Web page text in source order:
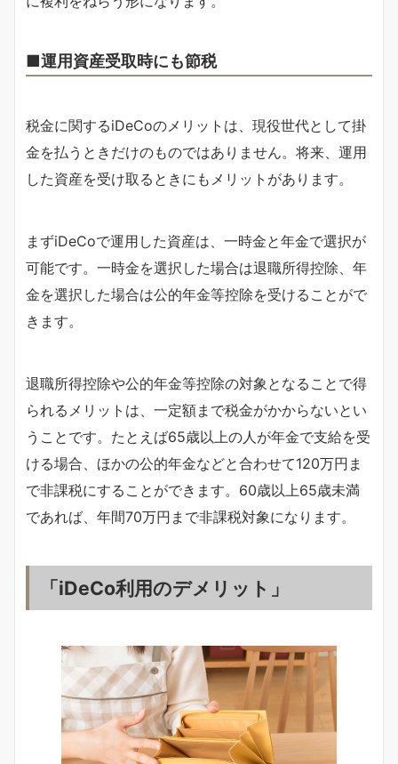
■運用資産受取時にも節税
税金に関するiDeCoのメリットは、現役世代として掛
金を払うときだけのものではありません。将来、運用
した資産を受け取るときにもメリットがあります。
まずiDeCoで運用した資産は、一時金と年金で選択が
可能です。一時金を選択した場合は退職所得控除、年
金を選択した場合は公的年金等控除を受けることがで
きます。
退職所得控除や公的年金等控除の対象となることで得
られるメリットは、一定額まで税金がかからないとい
うことです。たとえば65歳以上の人が年金で支給を受
ける場合、ほかの公的年金などと合わせて120万円ま
で非課税にすることができます。60歳以上65歳未満
であれば、年間70万円まで非課税対象になります。
「iDeCo利用のデメリット」